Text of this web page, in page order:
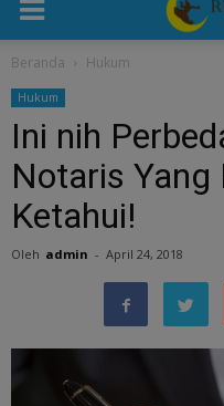
Beranda Hukum
Hukum
Ini nih
Notaris Yang
Ketahui!
Oleh admin - April 24, 2018